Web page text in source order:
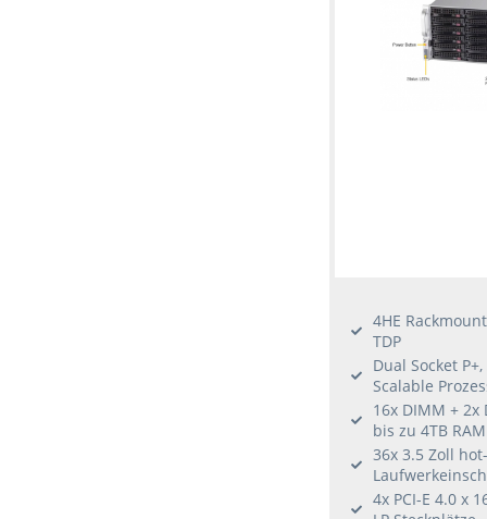
4HE
TDP
Dual Socket
Scalable
16x DIMM + 2x
bis zu 4TB
36x 3.5 Zoll
4x PCI-E 4.0 x